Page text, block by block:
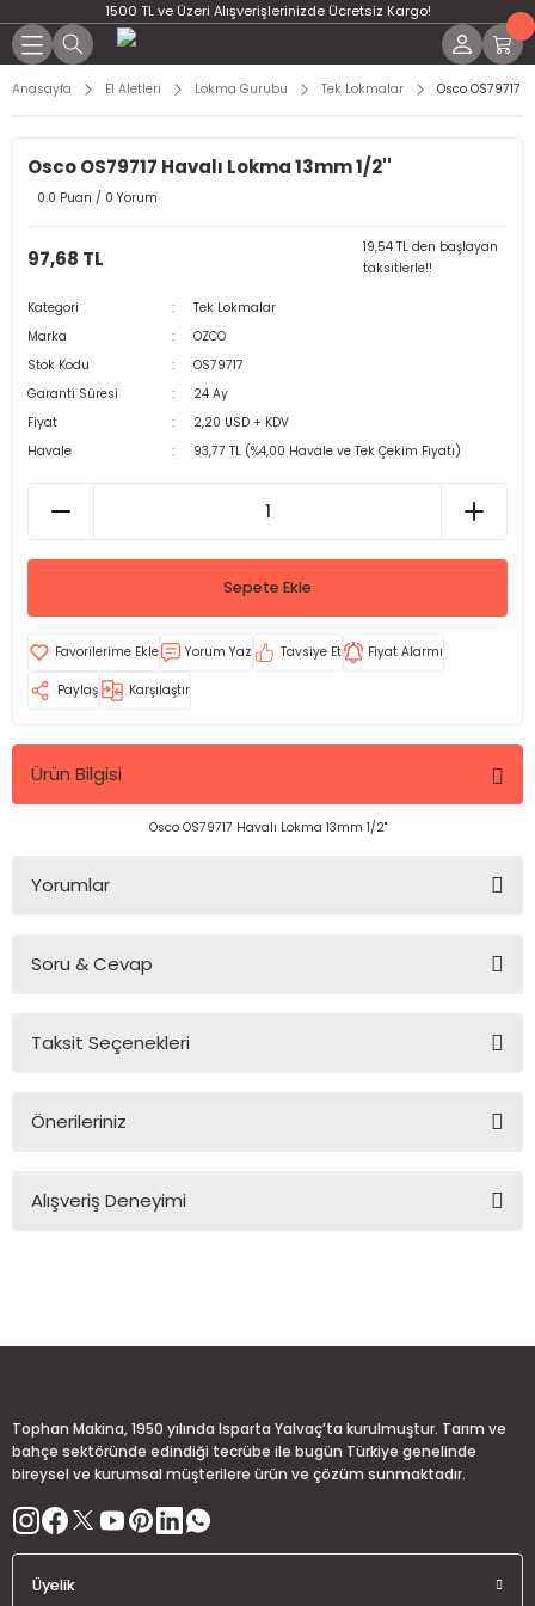
1500 TL ve Üzeri Alışverişlerinizde Ücretsiz Kargo!
Anasayfa El Aletleri Lokma Gurubu Tek Lokmalar Osco OS79717
Osco OS79717 Havalı Lokma 13mm 1/2''
0.0 Puan / 0 Yorum
97,68 TL
19,54 TL den başlayan
taksitlerle!!
Kategori
Tek Lokmalar
Marka
OZCO
Stok Kodu
OS79717
Garanti Süresi
24 Ay
Fiyat
2,20 USD + KDV
Havale
93,77 TL (%4,00 Havale ve Tek Çekim Fiyatı)
Sepete Ekle
Yorum Yaz Tavsiye Et Fiyat Alarmı
Paylaş Karşılaştır
Ürün Bilgisi
Osco OS79717 Havalı Lokma 13mm 1/2''
Yorumlar
Soru & Cevap
Ürün hakkında henüz soru sorulmamış.
Taksit Seçenekleri
Önerileriniz
konularda yetersiz gördüğünüz noktaları öneri formunu
Bu ürüne benzer farklı alternatifler olmalı.
Alışveriş Deneyimi
Tophan Makina, 1950 yılında Isparta Yalvaç’ta kurulmuştur. Tarım ve
bahçe sektöründe edindiği tecrübe ile bugün Türkiye genelinde
bireysel ve kurumsal müşterilere ürün ve çözüm sunmaktadır.
Üyelik